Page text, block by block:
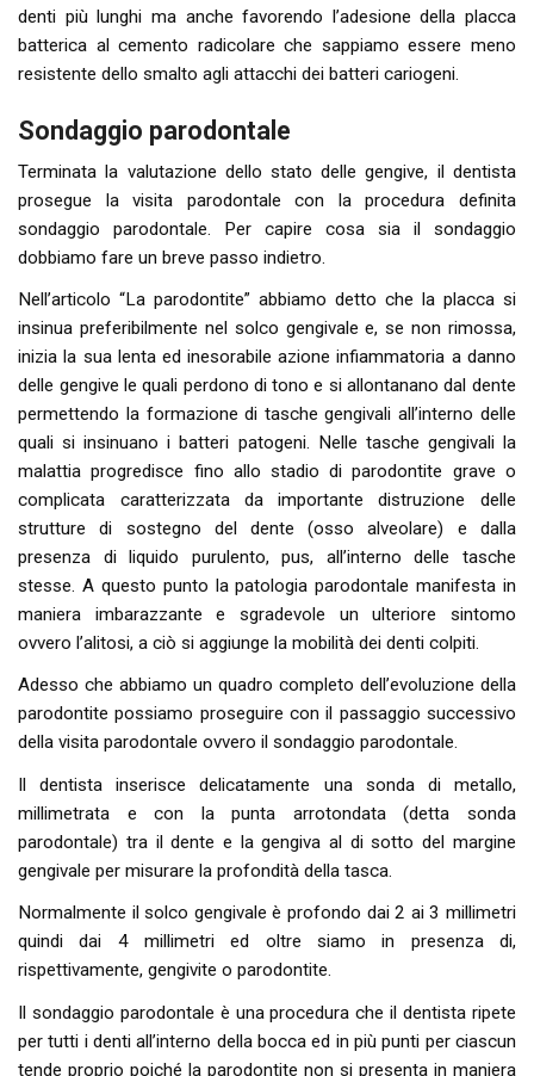
denti più lunghi ma anche favorendo l’adesione della placca
batterica al cemento radicolare che sappiamo essere meno
resistente dello smalto agli attacchi dei batteri cariogeni.
Sondaggio parodontale
Terminata la valutazione dello stato delle gengive, il dentista
prosegue la visita parodontale con la procedura definita
sondaggio parodontale. Per capire cosa sia il sondaggio
dobbiamo fare un breve passo indietro.
Nell’articolo “La parodontite” abbiamo detto che la placca si
insinua preferibilmente nel solco gengivale e, se non rimossa,
inizia la sua lenta ed inesorabile azione infiammatoria a danno
delle gengive le quali perdono di tono e si allontanano dal dente
permettendo la formazione di tasche gengivali all’interno delle
quali si insinuano i batteri patogeni. Nelle tasche gengivali la
malattia progredisce fino allo stadio di parodontite grave o
complicata caratterizzata da importante distruzione delle
strutture di sostegno del dente (osso alveolare) e dalla
presenza di liquido purulento, pus, all’interno delle tasche
stesse. A questo punto la patologia parodontale manifesta in
maniera imbarazzante e sgradevole un ulteriore sintomo
ovvero l’alitosi, a ciò si aggiunge la mobilità dei denti colpiti.
Adesso che abbiamo un quadro completo dell’evoluzione della
parodontite possiamo proseguire con il passaggio successivo
della visita parodontale ovvero il sondaggio parodontale.
Il dentista inserisce delicatamente una sonda di metallo,
millimetrata e con la punta arrotondata (detta sonda
parodontale) tra il dente e la gengiva al di sotto del margine
gengivale per misurare la profondità della tasca.
Normalmente il solco gengivale è profondo dai 2 ai 3 millimetri
quindi dai 4 millimetri ed oltre siamo in presenza di,
rispettivamente, gengivite o parodontite.
Il sondaggio parodontale è una procedura che il dentista ripete
per tutti i denti all’interno della bocca ed in più punti per ciascun
tende proprio poiché la parodontite non si presenta in maniera